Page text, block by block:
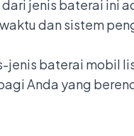
jenis baterai ini
dan sistem
jenis baterai mobil
Anda yang